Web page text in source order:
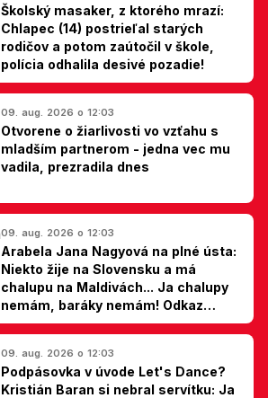
Školský masaker, z ktorého mrazí:
Chlapec (14) postrieľal starých
rodičov a potom zaútočil v škole,
polícia odhalila desivé pozadie!
09. aug. 2026 o 12:03
Otvorene o žiarlivosti vo vzťahu s
mladším partnerom - jedna vec mu
vadila, prezradila dnes
09. aug. 2026 o 12:03
Arabela Jana Nagyová na plné ústa:
Niekto žije na Slovensku a má
chalupu na Maldivách... Ja chalupy
nemám, baráky nemám! Odkaz
Slovákom
09. aug. 2026 o 12:03
Podpásovka v úvode Let's Dance?
Kristián Baran si nebral servítku: Ja